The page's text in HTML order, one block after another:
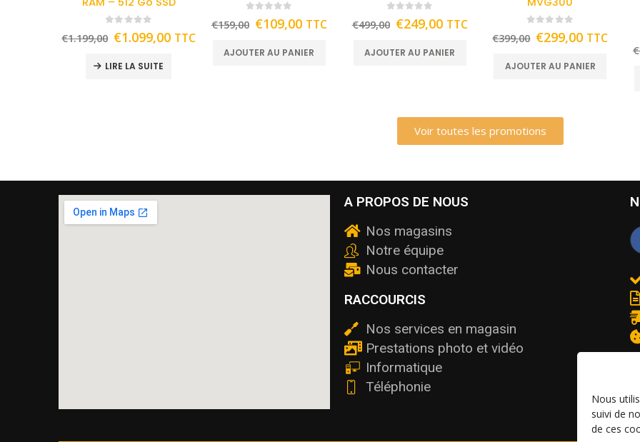
Nous
suivi de
de ces
€1.199,00 €1.099,00 TTC
LIRE LA SUITE
€159,00 €109,00 TTC
AJOUTER AU PANIER
€499,00 €249,00 TTC
AJOUTER AU PANIER
€399,00 €299,00 TTC
AJOUTER AU PANIER
€
Voir toutes les promotions
A PROPOS DE NOUS
Nos magasins
Notre équipe
Nous contacter
RACCOURCIS
Nos services en magasin
Prestations photo et vidéo
Informatique
Téléphonie